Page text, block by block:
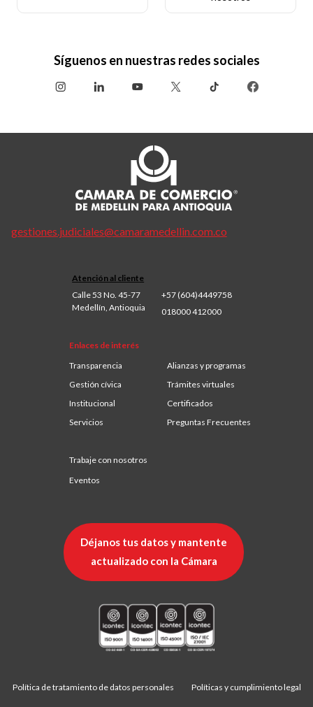
Síguenos en nuestras redes sociales
gestiones.judiciales@camaramedellin.com.co
Atención al cliente
Calle 53 No. 45-77
Medellín, Antioquia
+57 (604)4449758
018000 412000
Enlaces de interés
Transparencia
Alianzas y programas
Gestión cívica
Trámites virtuales
Institucional
Certificados
Servicios
Preguntas Frecuentes
Trabaje con nosotros
Eventos
Déjanos tus datos y mantente
actualizado con la Cámara
Política de tratamiento de datos personales Políticas y cumplimiento legal